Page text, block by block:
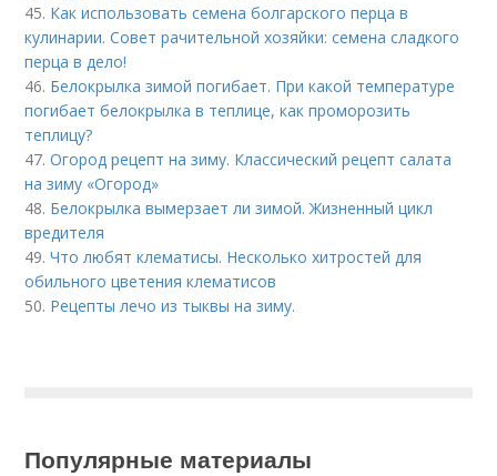
45. Как использовать семена болгарского перца в
кулинарии. Совет рачительной хозяйки: семена сладкого
перца в дело!
46. Белокрылка зимой погибает. При какой температуре
погибает белокрылка в теплице, как проморозить
теплицу?
47.Огород рецепт на зиму. Классический рецепт салата
на зиму «Огород»
48. Белокрылка вымерзает ли зимой. Жизненный цикл
вредителя
49.Что любят клематисы. Несколько хитростей для
обильного цветения клематисов
50. Рецепты лечо из тыквы на зиму.
Популярные материалы